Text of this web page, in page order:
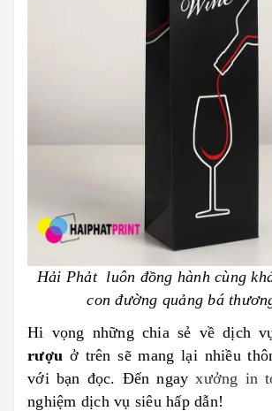
Hải Phảt luôn đồng hành cùng
con đường quảng bá
Hi vọng những chia sẻ về dịch
rượu ở trên sẽ mang lại nhiều
với bạn đọc. Đến ngayxưởng in
nghiệm dịch vụ siêu hấp dẫn!